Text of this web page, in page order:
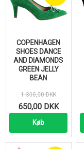
COPENHAGEN
SHOES DANCE
AND DIAMONDS
GREEN JELLY
BEAN
1.300,00 DKK
650,00 DKK
Køb